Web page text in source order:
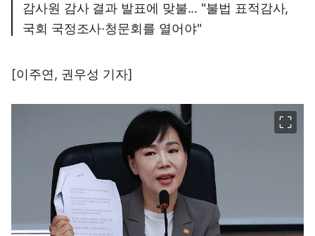
감사원 감사 결과 발표에 맞불... "불법 표적감사,
국회 국정조사·청문회를 열어야"
[이주연, 권우성 기자]